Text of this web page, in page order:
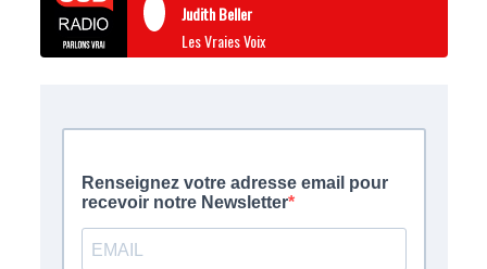
Judith Beller
Les Vraies Voix